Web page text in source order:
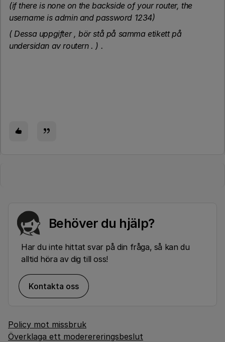
(if there is none on the backside of your router, the
username is admin and password 1234)
( Dessa uppgifter , bör stå på samma etikett på
undersidan av routern . ) .
Behöver du hjälp?
Har du inte hittat svar på din fråga, så kan du
alltid höra av dig till oss!
Kontakta oss
Policy mot missbruk
Överklaga ett moderereringsbeslut